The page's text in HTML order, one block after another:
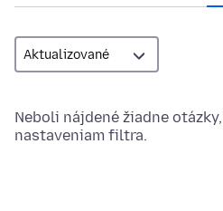
Neboli nájdené žiadne
nastaveniam filtra.